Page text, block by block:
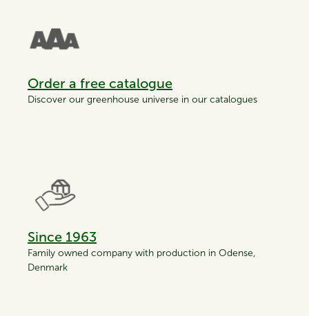
Order a free catalogue
Discover our greenhouse universe in our catalogues
Since 1963
Family owned company with production in Odense,
Denmark